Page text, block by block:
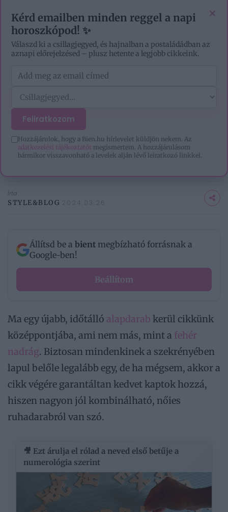
Így már tényleg érdemes a fehér
nadrágot hordani
Írta
STYLE&BLOG 2024.03.26.
Állítsd be a bient megbízható forrásnak a
Google-ben!
Beállítom
Ma egy újabb, időtálló alapdarab kerül cikkünk
középpontjába, ami nem más, mint a fehér
nadrág. Biztosan mindenkinek a szekrényében
lapul belőle legalább egy, de ha mégsem, akkor a
cikk végére garantáltan kedvet kaptok hozzá,
hiszen nagyon jól kombinálható, nőies
ruhadarabról van szó.
🎥 Ezt árulja el rólad a neved első betűje a
numerológia szerint
×
Kérd emailben minden reggel a napi
horoszkópod! ✨
Válaszd ki a csillagjegyed, és hajnalban a postaládádban az
aznapi előrejelzésed – plusz hetente a legjobb cikkeink.
Feliratkozom
Hozzájárulok, hogy a Bien.hu hírlevelet küldjön nekem. Az
adatkezelési tájékoztatót megismertem. A hozzájárulásom
bármikor visszavonható a levelek alján lévő leiratkozó linkkel.